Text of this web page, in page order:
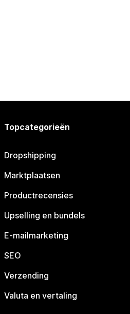
Topcategorieën
Dropshipping
Marktplaatsen
Productrecensies
Upselling en bundels
E-mailmarketing
SEO
Verzending
Valuta en vertaling